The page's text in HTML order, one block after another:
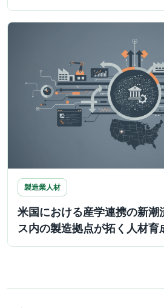
製造業人材
米国における産学連携の新潮
ス内の製造拠点が拓く人材育